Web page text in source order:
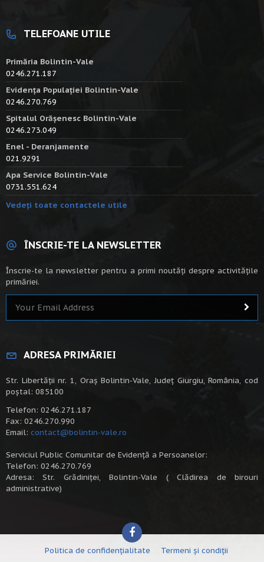
TELEFOANE UTILE
Primăria Bolintin-Vale
0246.271.187
Evidența Populației Bolintin-Vale
0246.270.769
Spitalul Orășenesc Bolintin-Vale
0246.273.049
Enel - Deranjamente
021.9291
Apa Service Bolintin-Vale
0731.551.624
Vedeți toate contactele utile
ÎNSCRIE-TE LA NEWSLETTER
Înscrie-te la newsletter pentru a primi noutăți despre activitățile
primăriei.
ADRESA PRIMĂRIEI
Str. Libertății nr. 1, Oraș Bolintin-Vale, Județ Giurgiu, România, cod
poștal: 085100
Telefon: 0246.271.187
Fax: 0246.270.990
Email: contact@bolintin-vale.ro
Serviciul Public Comunitar de Evidență a Persoanelor:
Telefon: 0246.270.769
Adresa: Str. Grădiniței, Bolintin-Vale ( Clădirea de birouri
administrative)
Politica de confidențialitate Termeni și condiții